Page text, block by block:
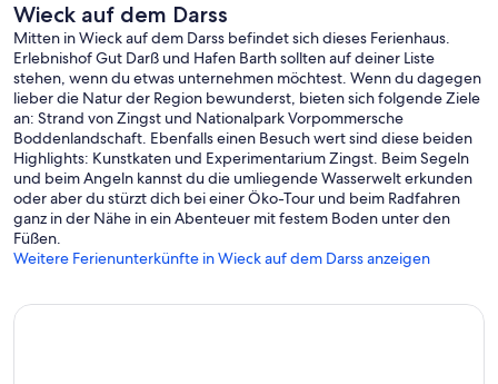
Wieck auf dem Darss
Mitten in Wieck auf dem Darss befindet sich dieses Ferienhaus.
Erlebnishof Gut Darß und Hafen Barth sollten auf deiner Liste
stehen, wenn du etwas unternehmen möchtest. Wenn du dagegen
lieber die Natur der Region bewunderst, bieten sich folgende Ziele
an: Strand von Zingst und Nationalpark Vorpommersche
Boddenlandschaft. Ebenfalls einen Besuch wert sind diese beiden
Highlights: Kunstkaten und Experimentarium Zingst. Beim Segeln
und beim Angeln kannst du die umliegende Wasserwelt erkunden
oder aber du stürzt dich bei einer Öko-Tour und beim Radfahren
ganz in der Nähe in ein Abenteuer mit festem Boden unter den
Füßen.
Weitere Ferienunterkünfte in Wieck auf dem Darss anzeigen